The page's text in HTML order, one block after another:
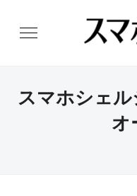
スマホシェ
オ